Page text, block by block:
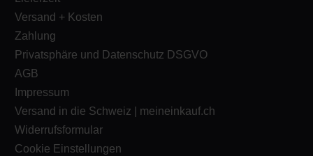
Versand + Kosten
Zahlung
Privatsphäre und Datenschutz DSGVO
AGB
Impressum
Versand in die Schweiz | meineinkauf.ch
Widerrufsformular
Cookie Einstellungen